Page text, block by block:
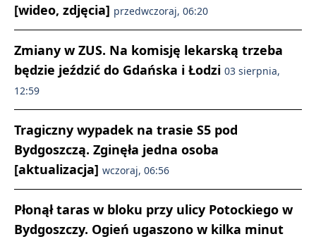
[wideo, zdjęcia] przedwczoraj, 06:20
Zmiany w ZUS. Na komisję lekarską trzeba
będzie jeździć do Gdańska i Łodzi 03 sierpnia,
12:59
Tragiczny wypadek na trasie S5 pod
Bydgoszczą. Zginęła jedna osoba
[aktualizacja] wczoraj, 06:56
Płonął taras w bloku przy ulicy Potockiego w
Bydgoszczy. Ogień ugaszono w kilka minut